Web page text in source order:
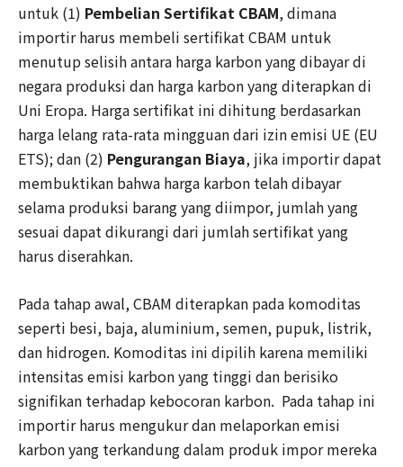
untuk (1) Pembelian Sertifikat CBAM, dimana
importir harus membeli sertifikat CBAM untuk
menutup selisih antara harga karbon yang dibayar di
negara produksi dan harga karbon yang diterapkan di
Uni Eropa. Harga sertifikat ini dihitung berdasarkan
harga lelang rata-rata mingguan dari izin emisi UE (EU
ETS); dan (2) Pengurangan Biaya, jika importir dapat
membuktikan bahwa harga karbon telah dibayar
selama produksi barang yang diimpor, jumlah yang
sesuai dapat dikurangi dari jumlah sertifikat yang
harus diserahkan.
Pada tahap awal, CBAM diterapkan pada komoditas
seperti besi, baja, aluminium, semen, pupuk, listrik,
dan hidrogen. Komoditas ini dipilih karena memiliki
intensitas emisi karbon yang tinggi dan berisiko
signifikan terhadap kebocoran karbon. Pada tahap ini
importir harus mengukur dan melaporkan emisi
karbon yang terkandung dalam produk impor mereka